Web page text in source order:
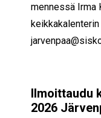
mennessä Irma
Ilmoittaudu
2026